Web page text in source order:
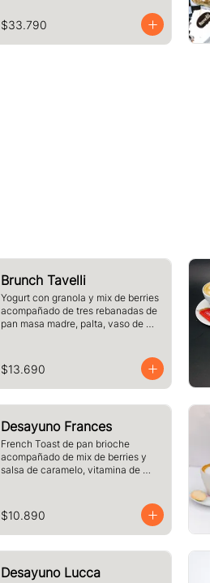
$33.790
Brunch Tavelli
Yogurt con granola y mix de berries
acompañado de tres rebanadas de
pan masa madre, palta, vaso de
$13.690
Desayuno Frances
French Toast de pan brioche
acompañado de mix de berries y
salsa de caramelo, vitamina de
$10.890
Desayuno Lucca